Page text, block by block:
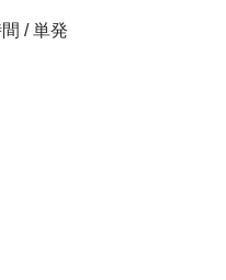
/ 単発